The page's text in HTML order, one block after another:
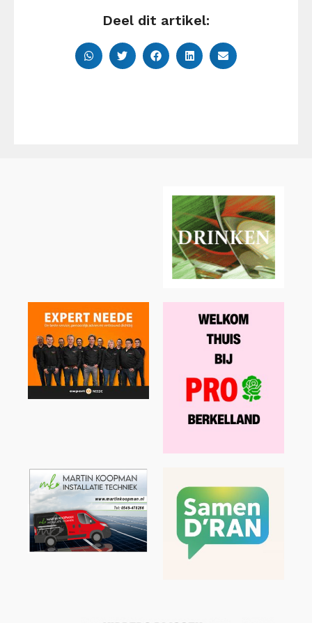
Deel dit artikel: